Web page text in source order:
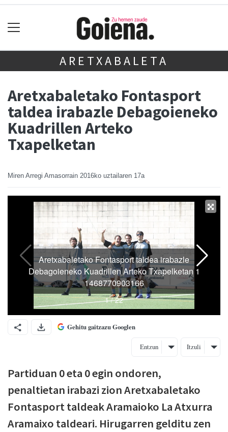
ARETXABALETA
Aretxabaletako Fontasport
taldea irabazle Debagoieneko
Kuadrillen Arteko
Txapelketan
Miren Arregi Amasorrain 2016ko uztailaren 17a
Gehitu gaitzazu Googlen
Entzun Itzuli
Partiduan 0 eta 0 egin ondoren,
penaltietan irabazi zion Aretxabaletako
Fontasport taldeak Aramaioko La Atxurra
Aramaixo taldeari. Hirugarren gelditu zen